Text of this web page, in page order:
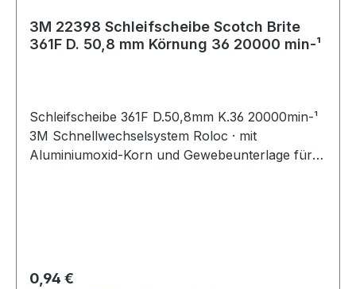
3M 22398 Schleifscheibe Scotch Brite
361F D. 50,8 mm Körnung 36 20000 min-¹
Schleifscheibe 361F D.50,8mm K.36 20000min-¹
3M Schnellwechselsystem Roloc · mit
Aluminiumoxid-Korn und Gewebeunterlage für
Regulärer Preis:
0,94 €